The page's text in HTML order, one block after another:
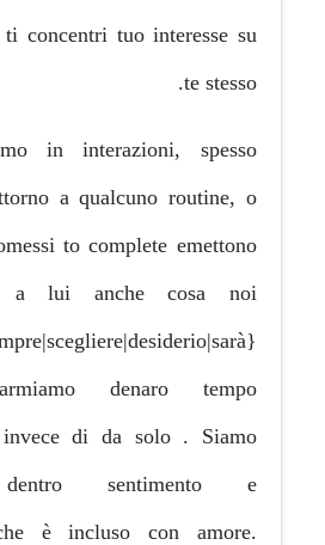
passioni mentre ti concentri
Una volta siamo in
generate idee attorno a
generate compromessi to
che problema a lui
fare . risparmiamo
collettivamente invece di
intrappolato dentro
soddisfazione che è